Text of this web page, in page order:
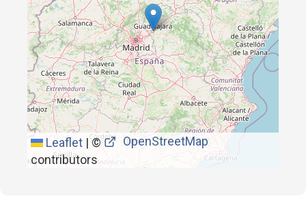
Leaflet |©
OpenStreetMap
contributors